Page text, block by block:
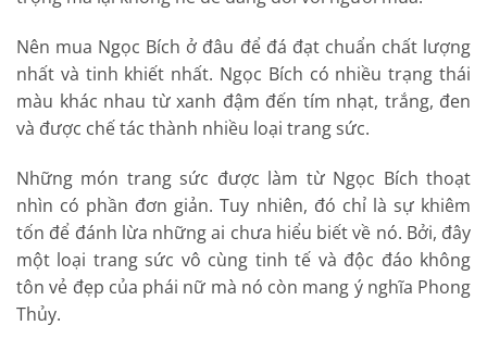
Nên mua Ngọc Bích ở đâu để đá đạt chuẩn chất lượng
nhất và tinh khiết nhất. Ngọc Bích có nhiều trạng thái
màu khác nhau từ xanh đậm đến tím nhạt, trắng, đen
và được chế tác thành nhiều loại trang sức.
Những món trang sức được làm từ Ngọc Bích thoạt
nhìn có phần đơn giản. Tuy nhiên, đó chỉ là sự khiêm
tốn để đánh lừa những ai chưa hiểu biết về nó. Bởi, đây
một loại trang sức vô cùng tinh tế và độc đáo không
tôn vẻ đẹp của phái nữ mà nó còn mang ý nghĩa Phong
Thủy.